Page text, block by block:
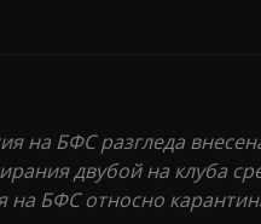
на БФС разгледа
двубой на клуба
БФС относно